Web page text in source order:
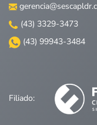
(43) 3329-3473
(43) 99943-3484
Filiado: